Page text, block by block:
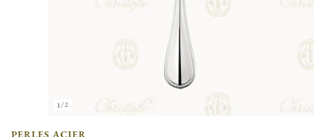
1/2
PERLES ACIER